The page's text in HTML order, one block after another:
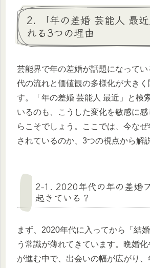
2. 「年の差婚 芸能人 最
れる3つの理由
芸能界で年の差婚が話題になって
代の流れと価値観の多様化が大きく
す。「年の差婚 芸能人 最近」と検
いるのも、こうした変化を敏感に
らこそでしょう。ここでは、今なぜ
されているのか、3つの視点から解
2-1. 2020年代の年の差婚
起きている？
まず、2020年代に入ってから「結
う常識が薄れてきています。晩婚
が進む中で、出会いの幅が広がり